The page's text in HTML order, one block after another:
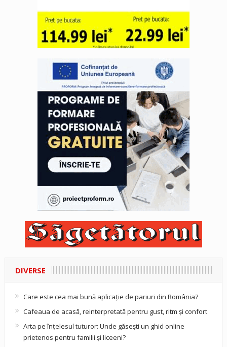
DIVERSE
Care este cea mai bună aplicație de pariuri din România?
Cafeaua de acasă, reinterpretată pentru gust, ritm și confort
Arta pe înțelesul tuturor: Unde găsești un ghid online
prietenos pentru familii și liceeni?